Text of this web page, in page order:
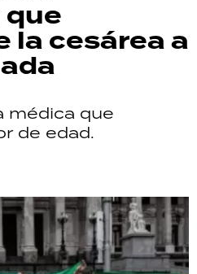
la cesárea a
médica que
de edad.